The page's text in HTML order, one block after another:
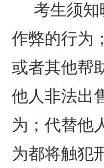
考生须
作弊的行为
或者其他帮
他人非法出
为；代替他
为都将触犯